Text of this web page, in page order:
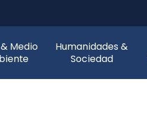
Medio
Humanidades &
Sociedad